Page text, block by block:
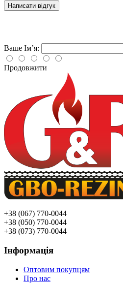
Написати відгук
Ваше Ім’я:
Продовжити
+38 (067) 770-0044
+38 (050) 770-0044
+38 (073) 770-0044
Інформація
Оптовим покупцям
Про нас